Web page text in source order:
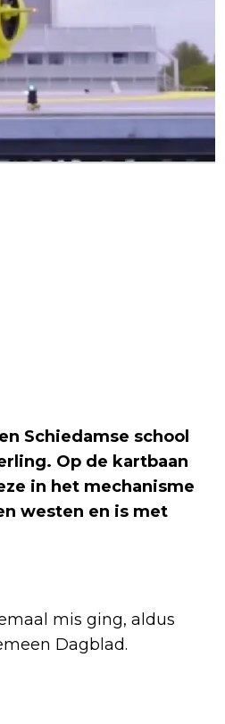
Schiedamse school
Op de kartbaan
in het mechanisme
westen en is met
mis ging, aldus
Dagblad.